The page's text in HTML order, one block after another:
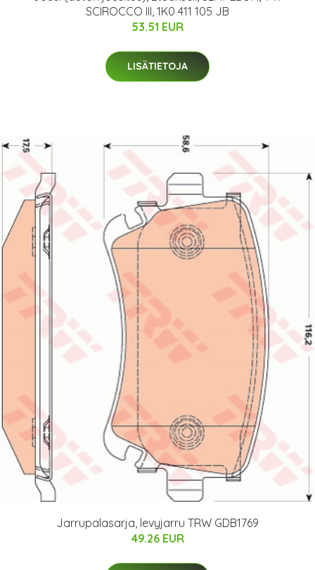
SCIROCCO III, 1K0 411 105 JB
53.51 EUR
LISÄTIETOJA
Jarrupalasarja, levyjarru TRW GDB1769
49.26 EUR